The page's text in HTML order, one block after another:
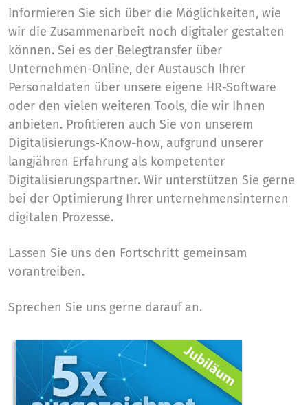
Informieren Sie sich über die Möglichkeiten, wie
wir die Zusammenarbeit noch digitaler gestalten
können. Sei es der Belegtransfer über
Unternehmen-Online, der Austausch Ihrer
Personaldaten über unsere eigene HR-Software
oder den vielen weiteren Tools, die wir Ihnen
anbieten. Profitieren auch Sie von unserem
Digitalisierungs-Know-how, aufgrund unserer
langjähren Erfahrung als kompetenter
Digitalisierungspartner. Wir unterstützen Sie gerne
bei der Optimierung Ihrer unternehmensinternen
digitalen Prozesse.
Lassen Sie uns den Fortschritt gemeinsam
vorantreiben.
Sprechen Sie uns gerne darauf an.